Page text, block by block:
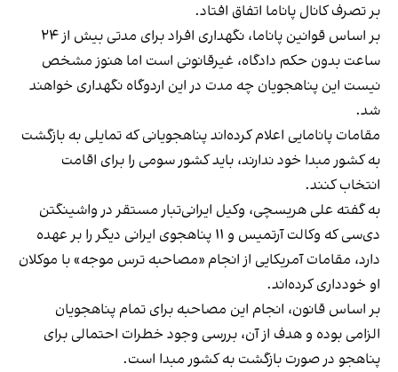
بر تصرف کانال پاناما اتفاق افتاد.
بر اساس قوانین پاناما، نگهداری افراد برای مدتی بیش از ۲۴
ساعت بدون حکم دادگاه، غیرقانونی است اما هنوز مشخص
نیست این پناهجویان چه مدت در این اردوگاه نگهداری خواهند‌
شد.
مقامات پانامایی اعلام کرده‌اند پناهجویانی که تمایلی به بازگشت
به کشور مبدا خود ندارند، باید کشور سومی را برای اقامت
انتخاب کنند.
به گفته علی هریسچی، وکیل ایرانی‌تبار مستقر در واشینگتن
دی‌سی که وکالت آرتمیس و ۱۱ پناهجوی ایرانی دیگر را بر عهده
دارد، مقامات آمریکایی از انجام «مصاحبه ترس موجه» با موکلان
او خودداری کرده‌اند.
بر اساس قانون، انجام این مصاحبه برای تمام پناهجویان
الزامی بوده و هدف از آن، بررسی وجود خطرات احتمالی برای
پناهجو در صورت بازگشت به کشور مبدا است.